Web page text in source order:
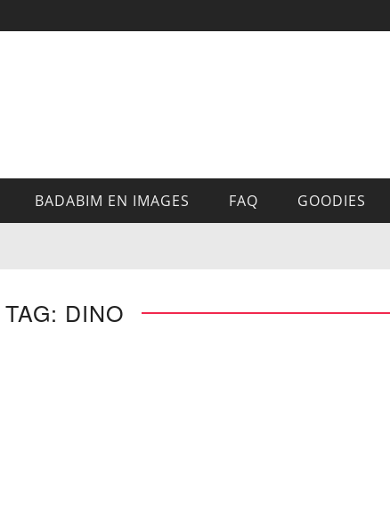
BADABIM EN IMAGES FAQ GOODIES
TAG: DINO